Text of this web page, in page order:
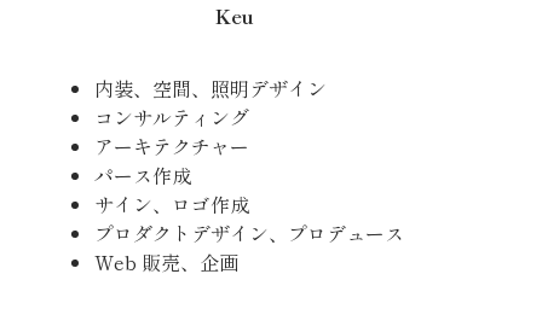
Keu
内装、空間、照明デザイン
コンサルティング
アーキテクチャー
パース作成
サイン、ロゴ作成
プロダクトデザイン、プロデュース
Web 販売、企画